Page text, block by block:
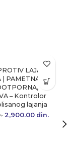
LAJANJA
| PAMETNA,
– Kontrolor
lajanja
Originalna cena
2,900.00 din.